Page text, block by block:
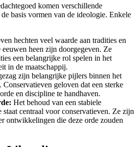
komen verschillende
basis vormen van de ideologie. Enkele
hechten veel waarde aan tradities en
heen zijn doorgegeven. Ze
een belangrijke rol spelen in het
in de maatschappij.
zijn belangrijke pijlers binnen het
Conservatieven geloven dat een sterke
en discipline te handhaven.
Het behoud van een stabiele
staat centraal voor conservatieven. Ze zijn
ontwikkelingen die deze orde zouden